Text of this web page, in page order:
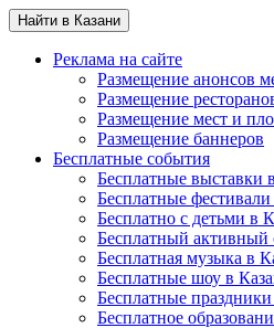
Найти в Казани
Реклама на сайте
Размещение анонсов
Размещение
Размещение мест и
Размещение баннеров
Бесплатные события
Бесплатные выставки
Бесплатные
Бесплатно с детьми в
Бесплатный активный
Бесплатная музыка в
Бесплатные шоу в
Бесплатные
Бесплатное